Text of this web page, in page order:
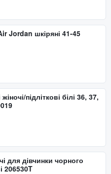
Jordan шкіряні 41-45
підліткові білі 36, 37,
для дівчинки чорного
206530T